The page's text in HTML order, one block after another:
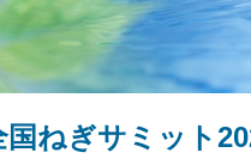
国ねぎサミット